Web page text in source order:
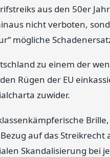
aus den 50er
nicht verboten,
mögliche
zu einem der
Rügen der EU
zuwider.
auf das Streikrecht
Skandalisierung bei